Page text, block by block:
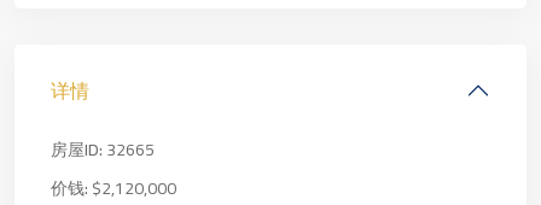
详情
房屋ID:32665
价钱:$2,120,000